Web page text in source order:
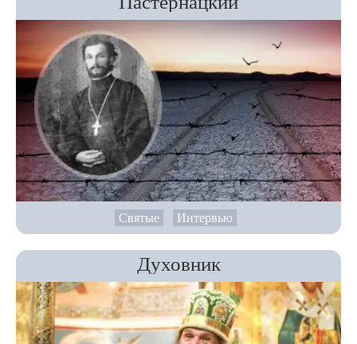
Святые Интервью
Духовник